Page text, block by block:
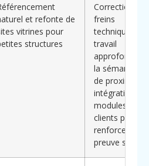
et refonte de
vitrines pour
structures
Correction des
freins
techniques,
travail
approfondi sur
la sémantique
de proximité,
intégration de
modules d’avis
clients pour
renforcer la
preuve sociale